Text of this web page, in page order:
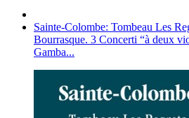
Sainte-Colombe: Tombeau Les
Bourrasque. 3 Concerti “à deux
Gamba...